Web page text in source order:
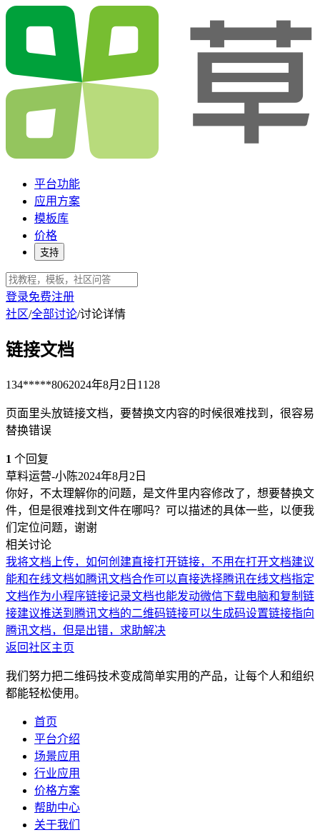
平台功能
应用方案
模板库
价格
支持
登录免费注册
社区/全部讨论/讨论详情
链接文档
134*****8062024年8月2日 1128
页面里头放链接文档，要替换文内容的时候很难找到，很容易
替换错误
1 个回复
草料运营-小陈2024年8月2日
你好，不太理解你的问题，是文件里内容修改了，想要替换文
件，但是很难找到文件在哪吗？可以描述的具体一些，以便我
们定位问题，谢谢
相关讨论
我将文档上传，如何创建直接打开链接，不用在打开文档建议
能和在线文档如腾讯文档合作可以直接选择腾讯在线文档指定
文档作为小程序链接记录文档也能发动微信下载电脑和复制链
接建议推送到腾讯文档的二维码链接可以生成码设置链接指向
腾讯文档，但是出错，求助解决
返回社区主页
我们努力把二维码技术变成简单实用的产品，让每个人和组织
都能轻松使用。
首页
平台介绍
场景应用
行业应用
价格方案
帮助中心
关于我们